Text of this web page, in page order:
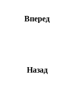
Вперед
Назад